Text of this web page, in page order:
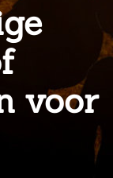
voor